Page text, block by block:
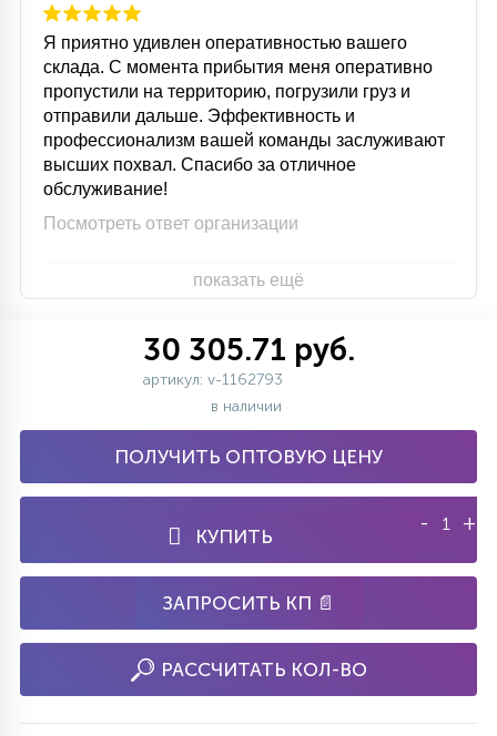
Я приятно удивлен оперативностью вашего
склада. С момента прибытия меня оперативно
пропустили на территорию, погрузили груз и
отправили дальше. Эффективность и
профессионализм вашей команды заслуживают
высших похвал. Спасибо за отличное
обслуживание!
Посмотреть ответ организации
показать ещё
30 305.71 руб.
артикул: v-1162793
в наличии
ПОЛУЧИТЬ ОПТОВУЮ ЦЕНУ
КУПИТЬ
- +
ЗАПРОСИТЬ КП 📄
РАССЧИТАТЬ КОЛ-ВО